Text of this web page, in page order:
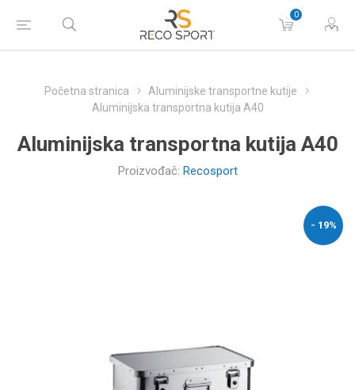
0
Početna stranica
Aluminijske transportne kutije
Aluminijska transportna kutija A40
Aluminijska transportna kutija A40
Proizvođač: Recosport
- 19%